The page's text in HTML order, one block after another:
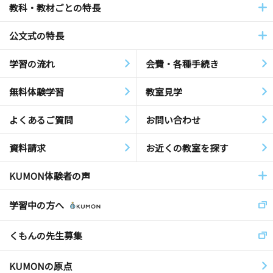
教科・教材ごとの特長
公文式の特長
学習の流れ 会費・各種手続き
無料体験学習 教室見学
よくあるご質問 お問い合わせ
資料請求 お近くの教室を探す
KUMON体験者の声
学習中の方へ
くもんの先生募集
KUMONの原点